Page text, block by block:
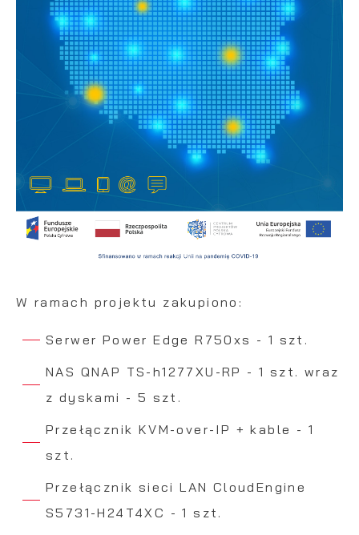
W ramach projektu zakupiono:
Serwer Power Edge R750xs - 1 szt.
NAS QNAP TS-h1277XU-RP - 1 szt. wraz
z dyskami - 5 szt.
Przełącznik KVM-over-IP + kable - 1
szt.
Przełącznik sieci LAN CloudEngine
S5731-H24T4XC - 1 szt.
treści w postaci wiadomości, ofert,
komunikatów mediów społecznościowych.